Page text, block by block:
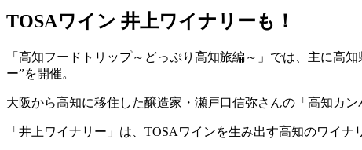
TOSAワイン 井上ワイナリーも！
「高知フードトリップ～どっぷり高知旅編～」では、主に高
ー”を開催。
大阪から高知に移住した醸造家・瀬戸口信弥さんの「高知カ
「井上ワイナリー」は、TOSAワインを生み出す高知のワイナ